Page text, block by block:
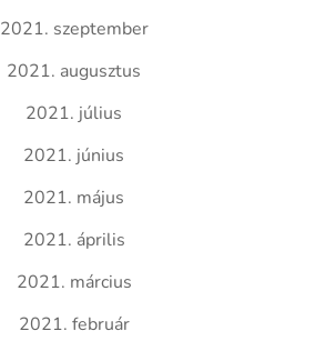
2021. szeptember
2021. augusztus
2021. július
2021. június
2021. május
2021. április
2021. március
2021. február